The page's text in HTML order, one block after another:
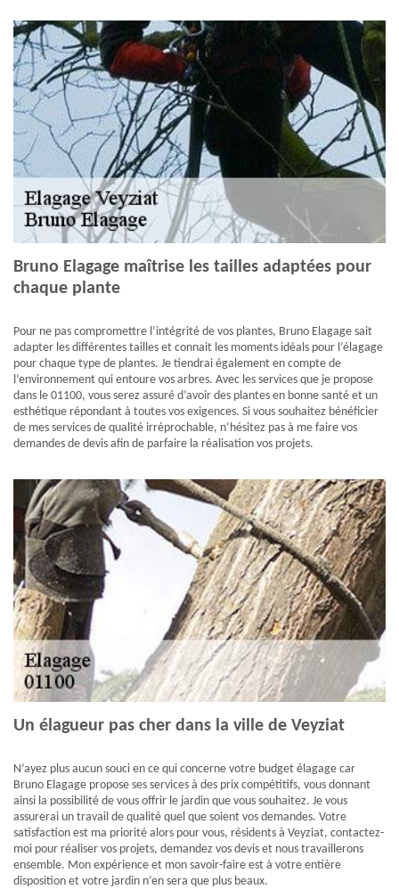
Bruno Elagage maîtrise les tailles adaptées pour
chaque plante
Pour ne pas compromettre l’intégrité de vos plantes, Bruno Elagage sait
adapter les différentes tailles et connait les moments idéals pour l’élagage
pour chaque type de plantes. Je tiendrai également en compte de
l’environnement qui entoure vos arbres. Avec les services que je propose
dans le 01100, vous serez assuré d’avoir des plantes en bonne santé et un
esthétique répondant à toutes vos exigences. Si vous souhaitez bénéficier
de mes services de qualité irréprochable, n’hésitez pas à me faire vos
demandes de devis afin de parfaire la réalisation vos projets.
Un élagueur pas cher dans la ville de Veyziat
N’ayez plus aucun souci en ce qui concerne votre budget élagage car
Bruno Elagage propose ses services à des prix compétitifs, vous donnant
ainsi la possibilité de vous offrir le jardin que vous souhaitez. Je vous
assurerai un travail de qualité quel que soient vos demandes. Votre
satisfaction est ma priorité alors pour vous, résidents à Veyziat, contactez-
moi pour réaliser vos projets, demandez vos devis et nous travaillerons
ensemble. Mon expérience et mon savoir-faire est à votre entière
disposition et votre jardin n’en sera que plus beaux.